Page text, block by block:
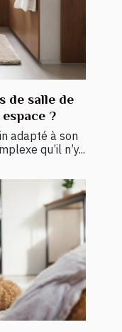
de salle de
?
adapté à son
qu’il n’y...